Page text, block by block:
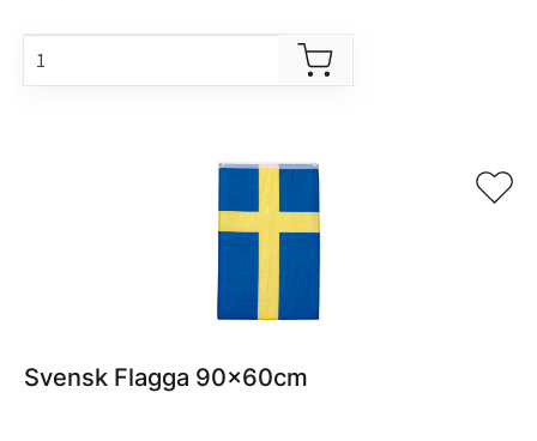
Svensk Flagga 90x60cm